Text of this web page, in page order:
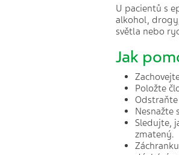
U pacientů s
alkohol,
světla nebo
Jak
Položte
Nesnažte
Sledujte,
zmatený.